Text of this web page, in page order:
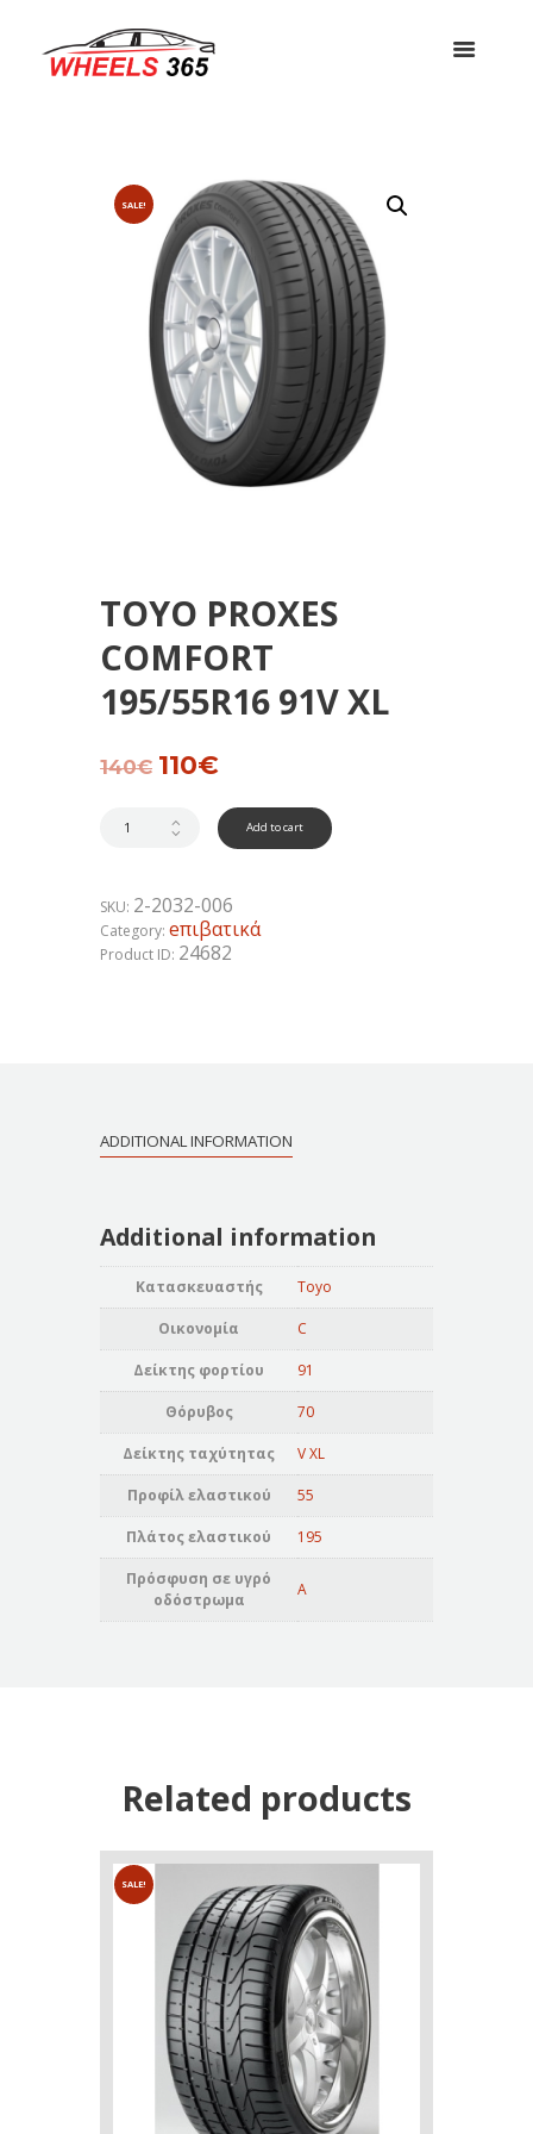
SALE!
TOYO PROXES
COMFORT
195/55R16 91V XL
140€ Original
140€.
110€Current
is:
110€.
Add to cart
SKU: 2-2032-006
Category: eπιβατικά
Product ID: 24682
ADDITIONAL INFORMATION
Additional information
Κατασκευαστής Toyo
Οικονομία C
Δείκτης φορτίου 91
Θόρυβος 70
Δείκτης ταχύτητας V XL
Προφίλ ελαστικού 55
Πλάτος ελαστικού 195
Πρόσφυση σε υγρό
οδόστρωμα
A
Related products
SALE!